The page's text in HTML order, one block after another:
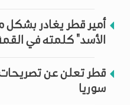
أمير قطر يغادر بشكل
الأسد" كلمته في
قطر تعلن عن
سوريا